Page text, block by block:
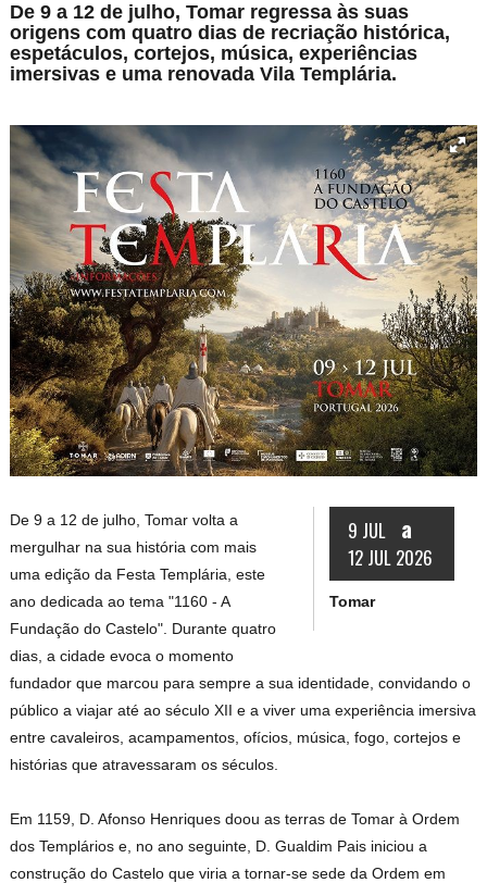
De 9 a 12 de julho, Tomar regressa às suas
origens com quatro dias de recriação histórica,
espetáculos, cortejos, música, experiências
imersivas e uma renovada Vila Templária.
9 JUL a
12 JUL 2026
Tomar
De 9 a 12 de julho, Tomar volta a
mergulhar na sua história com mais
uma edição da Festa Templária, este
ano dedicada ao tema "1160 - A
Fundação do Castelo". Durante quatro
dias, a cidade evoca o momento
fundador que marcou para sempre a sua identidade, convidando o
público a viajar até ao século XII e a viver uma experiência imersiva
entre cavaleiros, acampamentos, ofícios, música, fogo, cortejos e
histórias que atravessaram os séculos.
Em 1159, D. Afonso Henriques doou as terras de Tomar à Ordem
dos Templários e, no ano seguinte, D. Gualdim Pais iniciou a
construção do Castelo que viria a tornar-se sede da Ordem em